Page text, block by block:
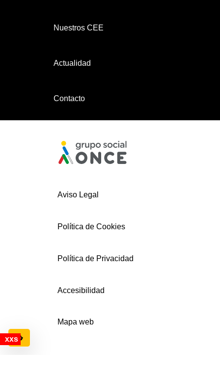
Configuración de cookies
Nuestros CEE
Actualidad
Contacto
Aviso Legal
Política de Cookies
Política de Privacidad
Accesibilidad
Mapa web